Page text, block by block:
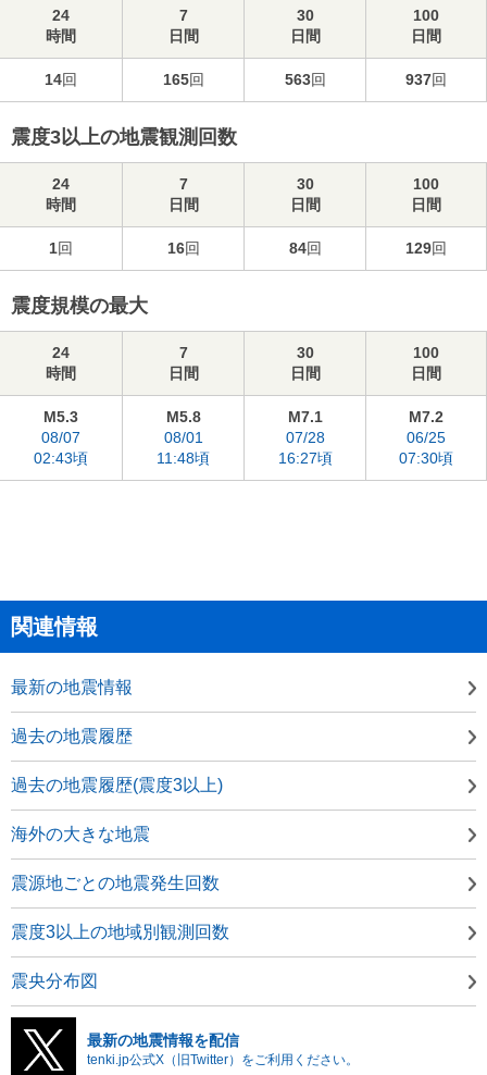
24
時間
7
日間
30
日間
100
日間
14回 165回 563回 937回
震度3以上の地震観測回数
24
時間
7
日間
30
日間
100
日間
1回 16回 84回 129回
震度規模の最大
24
時間
7
日間
30
日間
100
日間
M5.3
08/07
02:43頃
M5.8
08/01
11:48頃
M7.1
07/28
16:27頃
M7.2
06/25
07:30頃
関連情報
最新の地震情報
過去の地震履歴
過去の地震履歴(震度3以上)
海外の大きな地震
震源地ごとの地震発生回数
震度3以上の地域別観測回数
震央分布図
最新の地震情報を配信
tenki.jp公式X（旧Twitter）をご利用ください。